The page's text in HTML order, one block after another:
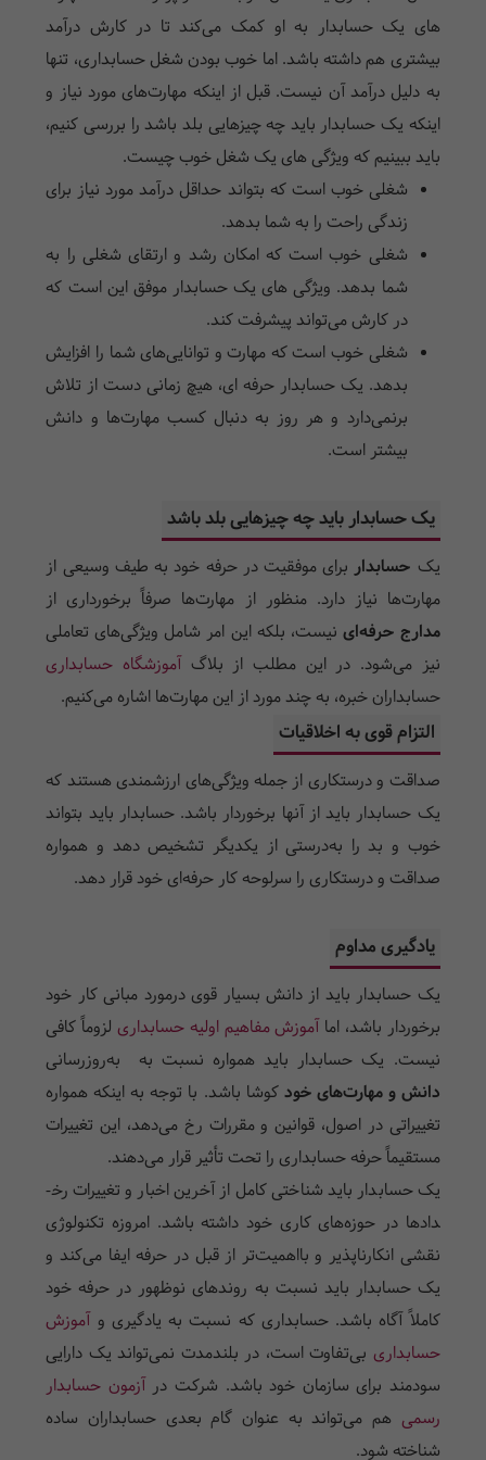
های یک حسابدار به او کمک می‌کند تا در کارش درآمد
بیشتری هم داشته باشد. اما خوب بودن شغل حسابداری، تنها
به دلیل درآمد آن نیست. قبل از اینکه مهارت‌های مورد نیاز و
اینکه یک حسابدار باید چه چیزهایی بلد باشد را بررسی کنیم،
باید ببینیم که ویژگی های یک شغل خوب چیست.
شغلی خوب است که بتواند حداقل درآمد مورد نیاز برای
زندگی راحت را به شما بدهد.
شغلی خوب است که امکان رشد و ارتقای شغلی را به
شما بدهد. ویژگی های یک حسابدار موفق این است که
در کارش می‌تواند پیشرفت کند.
شغلی خوب است که مهارت و توانایی‌های شما را افزایش
بدهد. یک حسابدار حرفه ای، هیچ زمانی دست از تلاش
برنمی‌دارد و هر روز به دنبال کسب مهارت‌ها و دانش
بیشتر است.
یک حسابدار باید چه چیزهایی بلد باشد
یک حسابدار برای موفقیت در حرفه خود به طیف وسیعی از
مهارت­‌ها نیاز دارد. منظور از مهارت­‌ها صرفاً برخورداری از
مدارج حرفه‌ای نیست، بلکه این امر شامل ویژگی‌­های تعاملی
نیز می­‌شود. در این مطلب از بلاگآموزشگاه حسابداری
حسابداران خبره، به چند مورد از این مهارت‌ها اشاره می‌کنیم.
التزام قوی به اخلاقیات
صداقت و درستکاری از جمله ویژگی­‌های ارزشمندی هستند که
یک حسابدار باید از آنها برخوردار باشد. حسابدار باید بتواند
خوب و بد را به­‌درستی از یکدیگر تشخیص دهد و همواره
صداقت و درستکاری را سرلوحه کار حرفه‌­ای خود قرار دهد.
یادگیری مداوم
یک حسابدار باید از دانش بسیار قوی درمورد مبانی کار خود
برخوردار باشد، اماآموزش مفاهیم اولیه حسابداری لزوماً کافی
نیست. یک حسابدار باید همواره نسبت به به‌­روزرسانی
دانش و مهارت­‌های خود کوشا باشد. با توجه به اینکه همواره
تغییراتی در اصول، قوانین و مقررات رخ می‌­دهد، این تغییرات
مستقیماً حرفه حسابداری را تحت تأثیر قرار می‌­دهند.
یک حسابدار باید شناختی کامل از آخرین اخبار و تغییرات رخ­
دادها در حوزه­‌های کاری خود داشته باشد. امروزه تکنولوژی
نقشی انکارناپذیر و بااهمیت‌­تر از قبل در حرفه ایفا می‌­کند و
یک حسابدار باید نسبت به روندهای نوظهور در حرفه خود
کاملاً آگاه باشد. حسابداری که نسبت به یادگیری وآموزش
حسابداری بی­‌تفاوت است، در بلندمدت نمی­‌تواند یک دارایی
سودمند برای سازمان خود باشد. شرکت درآزمون حسابدار
رسمی هم می‌تواند به عنوان گام بعدی حسابداران ساده
شناخته شود.